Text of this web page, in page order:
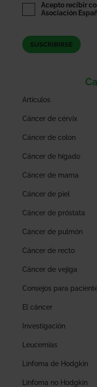
Acepto recibir
Asociación
Artículos
Cáncer de cérvix
Cáncer de colon
Cáncer de hígado
Cáncer de mama
Cáncer de piel
Cáncer de próstata
Cáncer de pulmón
Cáncer de recto
Cáncer de vejiga
Consejos para
El cáncer
Investigación
Leucemias
Linfoma de Hodgkin
Linfoma no Hodgkin